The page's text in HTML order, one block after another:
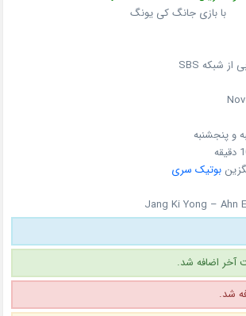
با بازی جانگ کی یونگ
از شبکه SBS
و پنجشنبه
بوتیک سری
Jang Ki Yong – Ahn
آخر اضافه شد.
شد.